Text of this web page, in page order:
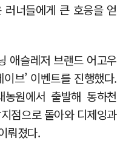
러너들에게 큰 호응을 얻
애슬레저 브랜드 어고우
브’ 이벤트를 진행했다.
농원에서 출발해 동하천
점으로 돌아와 디제잉과
뤄졌다.